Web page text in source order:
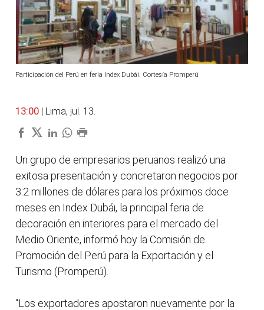
Participación del Perú en feria Index Dubái. Cortesía Promperú
13:00 | Lima, jul. 13.
Un grupo de empresarios peruanos realizó una
exitosa presentación y concretaron negocios por
3.2 millones de dólares para los próximos doce
meses en Index Dubái, la principal feria de
decoración en interiores para el mercado del
Medio Oriente, informó hoy la Comisión de
Promoción del Perú para la Exportación y el
Turismo (Promperú).
“Los exportadores apostaron nuevamente por la